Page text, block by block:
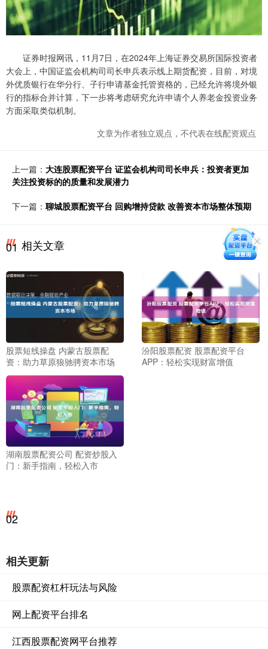
证券时报网讯，11月7日，在2024年上海证券交易所国际投资者
大会上，中国证监会机构司司长申兵表示线上期货配资，目前，对境
外优质银行在华分行、子行申请基金托管资格的，已经允许将境外银
行的指标合并计算，下一步将考虑研究允许申请个人养老金投资业务
方面采取类似机制。
文章为作者独立观点，不代表在线配资观点
上一篇： 大连股票配资平台 证监会机构司司长申兵：投资者更加
关注投资标的的质量和发展潜力
下一篇： 聊城股票配资平台 回购增持贷款 改善资本市场整体预期
01 相关文章
股票短线操盘 内蒙古股票配
资：助力草原狼驰骋资本市场
汾阳股票配资 股票配资平台
APP：轻松实现财富增值
湖南股票配资公司 配资炒股入
门：新手指南，轻松入市
02
相关更新
股票配资杠杆玩法与风险
网上配资平台排名
江西股票配资网平台推荐